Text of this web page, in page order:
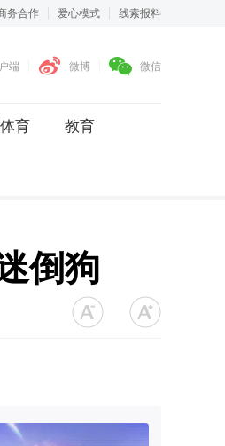
务合作 爱心模式 线索报料
端 微博 微信
体育 教育
倒狗